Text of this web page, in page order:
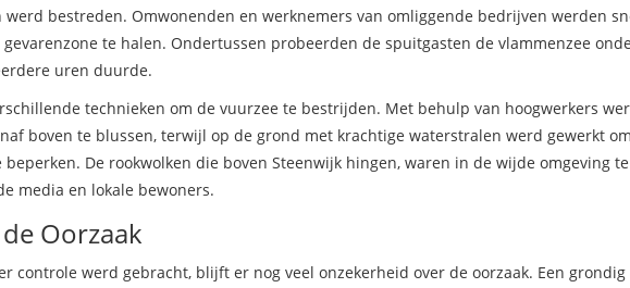
bestreden. Omwonenden en werknemers van omliggende bedrijven werden
te halen. Ondertussen probeerden de spuitgasten de vlammenzee
uren duurde.
technieken om de vuurzee te bestrijden. Met behulp van hoogwerkers
boven te blussen, terwijl op de grond met krachtige waterstralen werd gewerkt
De rookwolken die boven Steenwijk hingen, waren in de wijde omgeving
media en lokale bewoners.
Oorzaak
controle werd gebracht, blijft er nog veel onzekerheid over de oorzaak. Een grondig